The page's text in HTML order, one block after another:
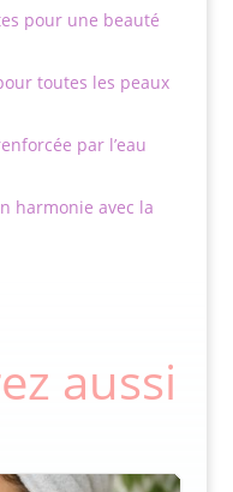
pour une beauté
toutes les peaux
par l’eau
harmonie avec la
aussi